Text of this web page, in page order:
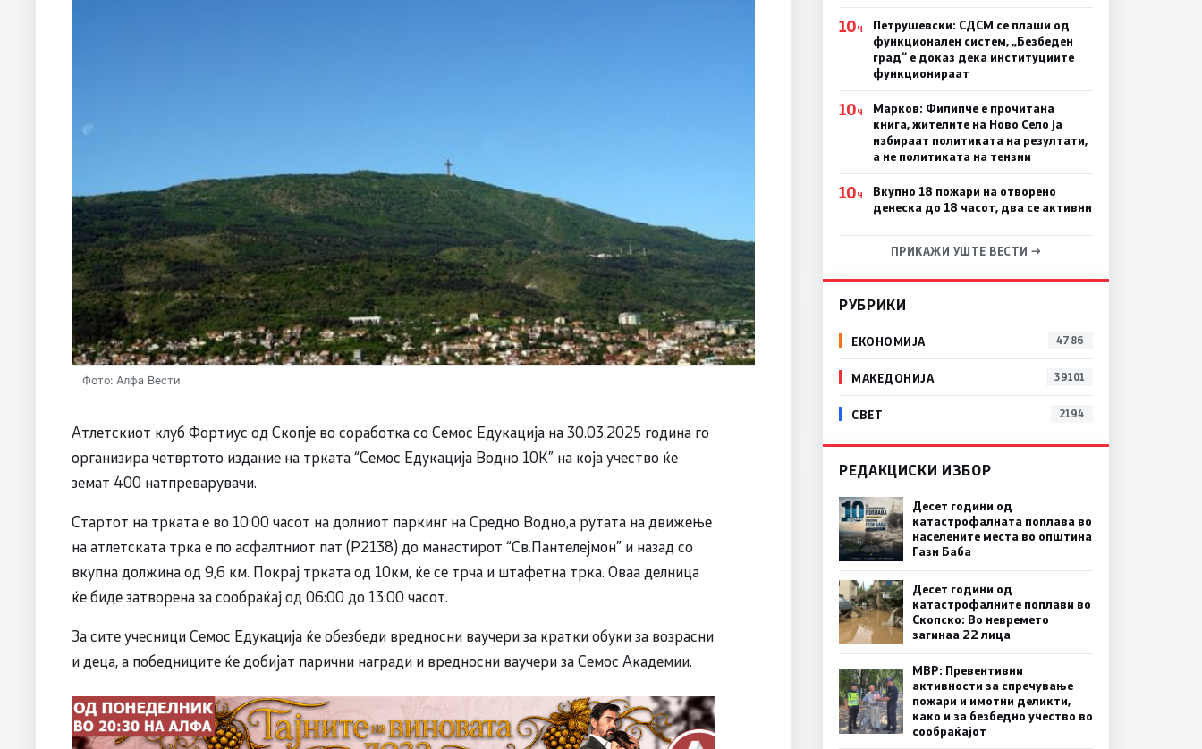
Фото: Алфа Вести
Атлетскиот клуб Фортиус од Скопје во соработка со Семос Едукација на 30.03.2025 година го
организира четвртото издание на трката “Семос Едукација Водно 10К” на која учество ќе
земат 400 натпреварувачи.
Стартот на трката е во 10:00 часот на долниот паркинг на Средно Водно,а рутата на движење
на атлетската трка е по асфалтниот пат (Р2138) до манастирот “Св.Пантелејмон” и назад со
вкупна должина од 9,6 км. Покрај трката од 10км, ќе се трча и штафетна трка. Оваа делница
ќе биде затворена за сообраќај од 06:00 до 13:00 часот.
За сите учесници Семос Едукација ќе обезбеди вредносни ваучери за кратки обуки за возрасни
и деца, а победниците ќе добијат парични награди и вредносни ваучери за Семос Академии.
10Ч
Петрушевски: СДСМ се плаши од
функционален систем, „Безбеден
град“ е доказ дека институциите
функционираат
10Ч
Марков: Филипче е прочитана
книга, жителите на Ново Село ја
избираат политиката на резултати,
а не политиката на тензии
10Ч
Вкупно 18 пожари на отворено
денеска до 18 часот, два се активни
ПРИКАЖИ УШТЕ ВЕСТИ →
РУБРИКИ
ЕКОНОМИЈА 4786
МАКЕДОНИЈА 39101
СВЕТ 2194
РЕДАКЦИСКИ ИЗБОР
Десет години од
катастрофалната поплава во
населените места во општина
Гази Баба
Десет години од
катастрофалните поплави во
Скопско: Во невремето
загинаа 22 лица
МВР: Превентивни
активности за спречување
пожари и имотни деликти,
како и за безбедно учество во
сообраќајот